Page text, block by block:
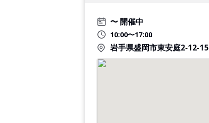
開催中
10:00〜17:00
岩手県盛岡市東安庭2-12-15